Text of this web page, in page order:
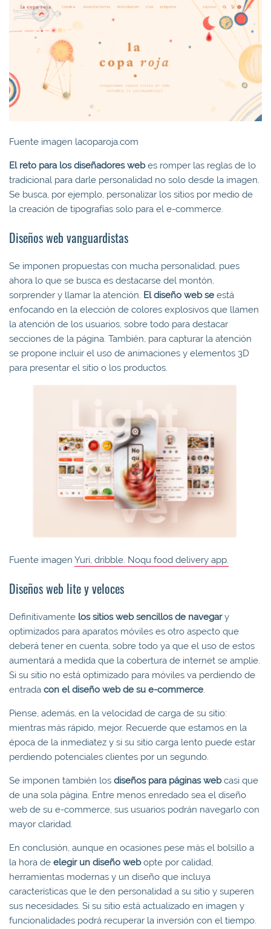
Fuente imagen lacoparoja.com
El reto para los diseñadores webes romper las reglas de lo
tradicional para darle personalidad no solo desde la imagen.
Se busca, por ejemplo, personalizar los sitios por medio de
la creación de tipografías solo para el e-commerce.
Diseños web vanguardistas
Se imponen propuestas con mucha personalidad, pues
ahora lo que se busca es destacarse del montón,
sorprender y llamar la atención. El diseño web se está
enfocando en la elección de colores explosivos que llamen
la atención de los usuarios, sobre todo para destacar
secciones de la página. También, para capturar la atención
se propone incluir el uso de animaciones y elementos 3D
para presentar el sitio o los productos.
Fuente imagen Yuri, dribble. Noqu food delivery app.
Diseños web lite y veloces
Definitivamente los sitios web sencillos de navegary
optimizados para aparatos móviles es otro aspecto que
deberá tener en cuenta, sobre todo ya que el uso de estos
aumentará a medida que la cobertura de internet se amplíe.
Si su sitio no está optimizado para móviles va perdiendo de
entrada con el diseño web de su e-commerce.
Piense, además, en la velocidad de carga de su sitio:
mientras más rápido, mejor. Recuerde que estamos en la
época de la inmediatez y si su sitio carga lento puede estar
perdiendo potenciales clientes por un segundo.
Se imponen también los diseños para páginas webcasi que
de una sola página. Entre menos enredado sea el diseño
web de su e-commerce, sus usuarios podrán navegarlo con
mayor claridad.
En conclusión, aunque en ocasiones pese más el bolsillo a
la hora de elegir un diseño webopte por calidad,
herramientas modernas y un diseño que incluya
características que le den personalidad a su sitio y superen
sus necesidades. Si su sitio está actualizado en imagen y
funcionalidades podrá recuperar la inversión con el tiempo.